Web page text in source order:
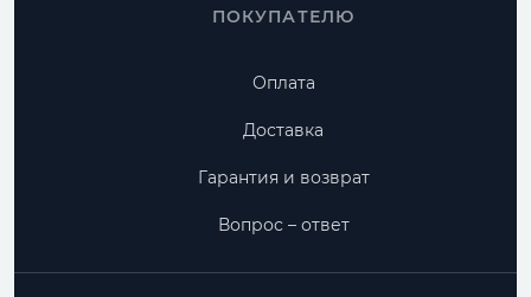
ПОКУПАТЕЛЮ
Оплата
Доставка
Гарантия и возврат
Вопрос – ответ